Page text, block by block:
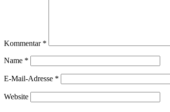
Kommentar *
Name *
E-Mail-Adresse *
Website